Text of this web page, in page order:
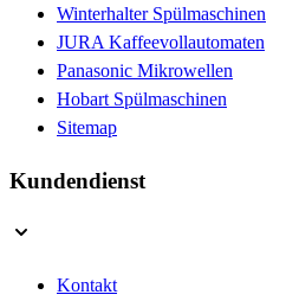
Winterhalter Spülmaschinen
JURA Kaffeevollautomaten
Panasonic Mikrowellen
Hobart Spülmaschinen
Sitemap
Kundendienst
Kontakt